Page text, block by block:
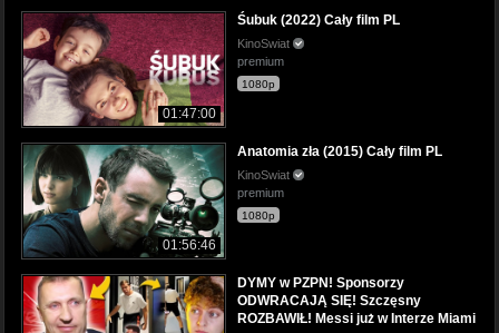
01:47:00
Śubuk (2022) Cały film PL
KinoSwiat
premium
1080p
01:56:46
Anatomia zła (2015) Cały film PL
KinoSwiat
premium
1080p
DYMY w PZPN! Sponsorzy
ODWRACAJĄ SIĘ! Szczęsny
ROZBAWIŁ! Messi już w Interze Miami